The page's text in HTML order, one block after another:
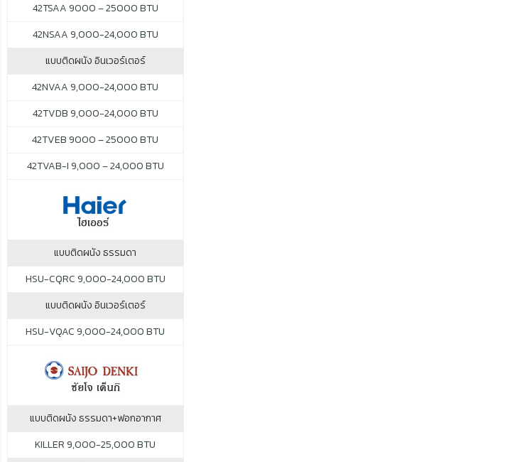
42TSAA 9000 – 25000 BTU
42NSAA 9,000-24,000 BTU
แบบติดผนัง อินเวอร์เตอร์
42NVAA 9,000-24,000 BTU
42TVDB 9,000-24,000 BTU
42TVEB 9000 – 25000 BTU
42TVAB-I 9,000 – 24,000 BTU
แบบติดผนัง ธรรมดา
HSU-CQRC 9,000-24,000 BTU
แบบติดผนัง อินเวอร์เตอร์
HSU-VQAC 9,000-24,000 BTU
แบบติดผนัง ธรรมดา+ฟอกอากาศ
KILLER 9,000-25,000 BTU